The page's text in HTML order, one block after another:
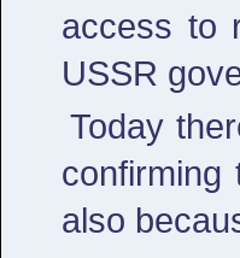
access to
USSR
Today
confirming
also